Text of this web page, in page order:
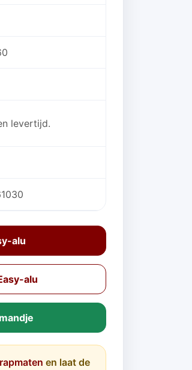
levertijd.
alu
alu
en laat de